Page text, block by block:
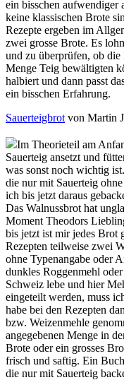
ein bisschen aufwendiger
keine klassischen Brote
Rezepte ergeben im
zwei grosse Brote. Es
und zu überprüfen, ob
Menge Teig bewältigten
halbiert und dann passt
ein bisschen Erfahrung.
Sauerteigbrot von Martin
Im Theorieteil am
Sauerteig ansetzt und
was sonst noch wichtig
die nur mit Sauerteig
ich bis jetzt daraus
Das Walnussbrot hat
Moment Theodors
bis jetzt ist mir jedes Brot
Rezepten teilweise zwei
ohne Typenangabe oder
dunkles Roggenmehl
Schweiz lebe und hier
eingeteilt werden, muss
habe bei den Rezepten
bzw. Weizenmehle
angegebenen Menge in
Brote oder ein grosses
frisch und saftig. Ein
die nur mit Sauerteig